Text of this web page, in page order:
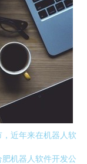
近年来在机器人软
机器人软件开发公